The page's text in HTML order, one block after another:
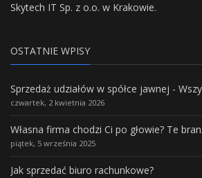
Skytech IT Sp. z o.o. w Krakowie.
OSTATNIE WPISY
czwartek, 2 kwietnia 2026
piątek, 5 września 2025
Jak sprzedać biuro rachunkowe?